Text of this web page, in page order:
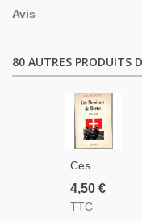
Avis
80 AUTRES PRODUITS
Ces
Messieurs
De
4,50 €
TTC